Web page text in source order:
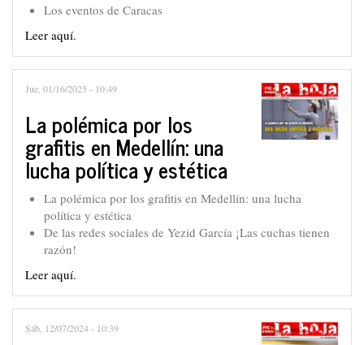
Los eventos de Caracas
Leer aquí.
Jue, 01/16/2025 - 10:49
La polémica por los
grafitis en Medellín: una
lucha política y estética
La polémica por los grafitis en Medellín: una lucha
política y estética
De las redes sociales de Yezid García ¡Las cuchas tienen
razón!
Leer aquí.
Sáb, 12/07/2024 - 10:39